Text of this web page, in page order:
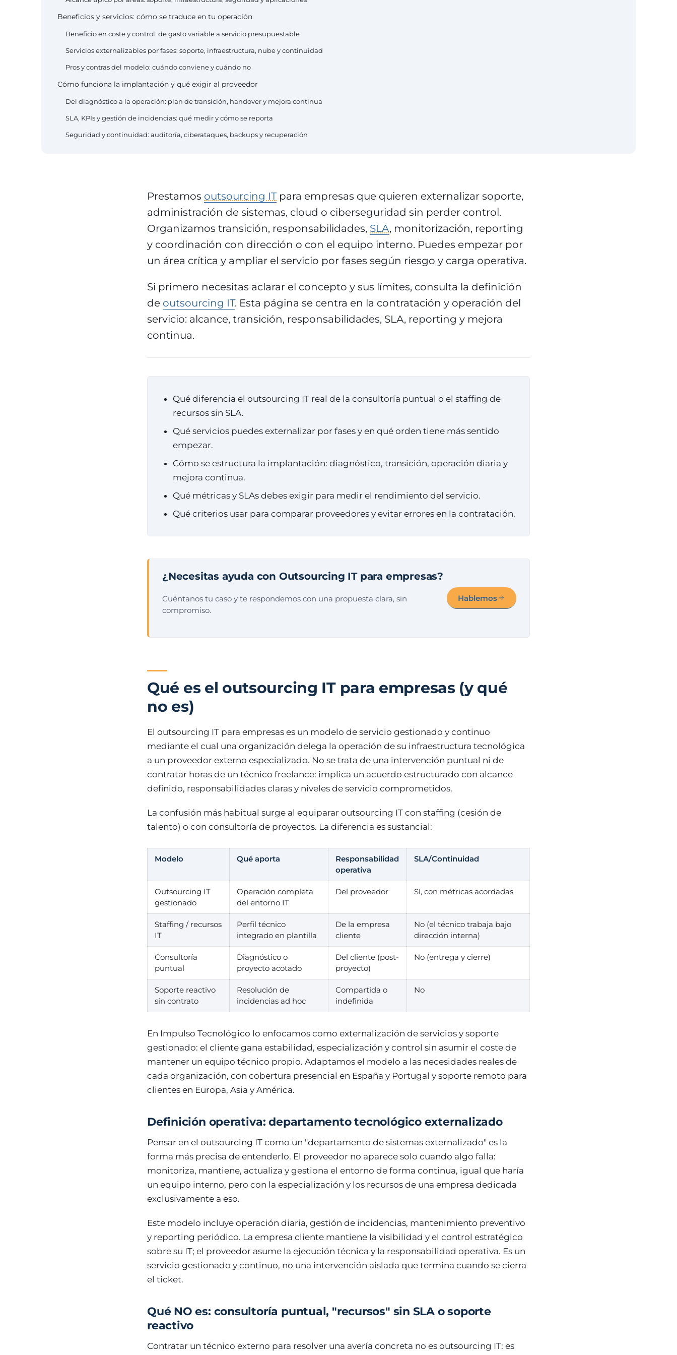
Beneficios y servicios: cómo se traduce en tu operación
Beneficio en coste y control: de gasto variable a servicio presupuestable
Servicios externalizables por fases: soporte, infraestructura, nube y continuidad
Pros y contras del modelo: cuándo conviene y cuándo no
Cómo funciona la implantación y qué exigir al proveedor
Del diagnóstico a la operación: plan de transición, handover y mejora continua
SLA, KPIs y gestión de incidencias: qué medir y cómo se reporta
Seguridad y continuidad: auditoría, ciberataques, backups y recuperación
Prestamos outsourcing ITpara empresas que quieren externalizar soporte,
administración de sistemas, cloud o ciberseguridad sin perder control.
Organizamos transición, responsabilidades, SLA, monitorización, reporting
y coordinación con dirección o con el equipo interno. Puedes empezar por
un área crítica y ampliar el servicio por fases según riesgo y carga operativa.
Si primero necesitas aclarar el concepto y sus límites, consulta la definición
de outsourcing IT. Esta página se centra en la contratación y operación del
servicio: alcance, transición, responsabilidades, SLA, reporting y mejora
continua.
Qué diferencia el outsourcing IT real de la consultoría puntual o el staffing de
recursos sin SLA.
Qué servicios puedes externalizar por fases y en qué orden tiene más sentido
empezar.
Cómo se estructura la implantación: diagnóstico, transición, operación diaria y
mejora continua.
Qué métricas y SLAs debes exigir para medir el rendimiento del servicio.
Qué criterios usar para comparar proveedores y evitar errores en la contratación.
¿Necesitas ayuda con Outsourcing IT para empresas?
Cuéntanos tu caso y te respondemos con una propuesta clara, sin
compromiso.
Hablemos
Qué es el outsourcing IT para empresas (y qué
no es)
El outsourcing IT para empresas es un modelo de servicio gestionado y continuo
mediante el cual una organización delega la operación de su infraestructura tecnológica
a un proveedor externo especializado. No se trata de una intervención puntual ni de
contratar horas de un técnico freelance: implica un acuerdo estructurado con alcance
definido, responsabilidades claras y niveles de servicio comprometidos.
La confusión más habitual surge al equiparar outsourcing IT con staffing (cesión de
talento) o con consultoría de proyectos. La diferencia es sustancial:
Modelo Qué aporta
Responsabilidad
operativa
SLA/Continuidad
Outsourcing IT
gestionado
Operación completa
del entorno IT
Del proveedor Sí, con métricas acordadas
Staffing / recursos
IT
Perfil técnico
integrado en plantilla
De la empresa
cliente
No (el técnico trabaja bajo
dirección interna)
Consultoría
puntual
Diagnóstico o
proyecto acotado
Del cliente (post-
proyecto)
No (entrega y cierre)
Soporte reactivo
sin contrato
Resolución de
incidencias ad hoc
Compartida o
indefinida
No
En Impulso Tecnológico lo enfocamos como externalización de servicios y soporte
gestionado: el cliente gana estabilidad, especialización y control sin asumir el coste de
mantener un equipo técnico propio. Adaptamos el modelo a las necesidades reales de
cada organización, con cobertura presencial en España y Portugal y soporte remoto para
clientes en Europa, Asia y América.
Definición operativa: departamento tecnológico externalizado
Pensar en el outsourcing IT como un "departamento de sistemas externalizado" es la
forma más precisa de entenderlo. El proveedor no aparece solo cuando algo falla:
monitoriza, mantiene, actualiza y gestiona el entorno de forma continua, igual que haría
un equipo interno, pero con la especialización y los recursos de una empresa dedicada
exclusivamente a eso.
Este modelo incluye operación diaria, gestión de incidencias, mantenimiento preventivo
y reporting periódico. La empresa cliente mantiene la visibilidad y el control estratégico
sobre su IT; el proveedor asume la ejecución técnica y la responsabilidad operativa. Es un
servicio gestionado y continuo, no una intervención aislada que termina cuando se cierra
el ticket.
Qué NO es: consultoría puntual, "recursos" sin SLA o soporte
reactivo
Contratar un técnico externo para resolver una avería concreta no es outsourcing IT: es